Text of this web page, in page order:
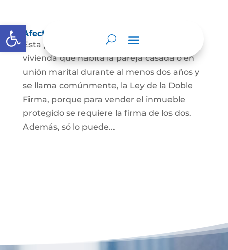
Abrir barra de herramientas
Afectación a Vivienda familiar
Esta protección la ordena la ley sobre la
vivienda que habita la pareja casada o en
unión marital durante al menos dos años y
se llama comúnmente, la Ley de la Doble
Firma, porque para vender el inmueble
protegido se requiere la firma de los dos.
Además, só lo puede...